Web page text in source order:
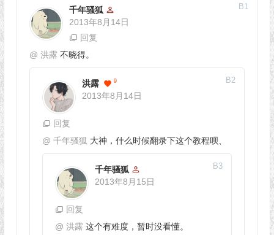
千年骚狐
2013年8月14日
B1
回复
@ 洪露 不晓得。
洪露 9
2013年8月14日
B2
回复
@ 千年骚狐 大神，什么时候翻录下这个教程呗、
千年骚狐
2013年8月15日
B3
回复
@ 洪露 这个有难度，暂时没看懂。